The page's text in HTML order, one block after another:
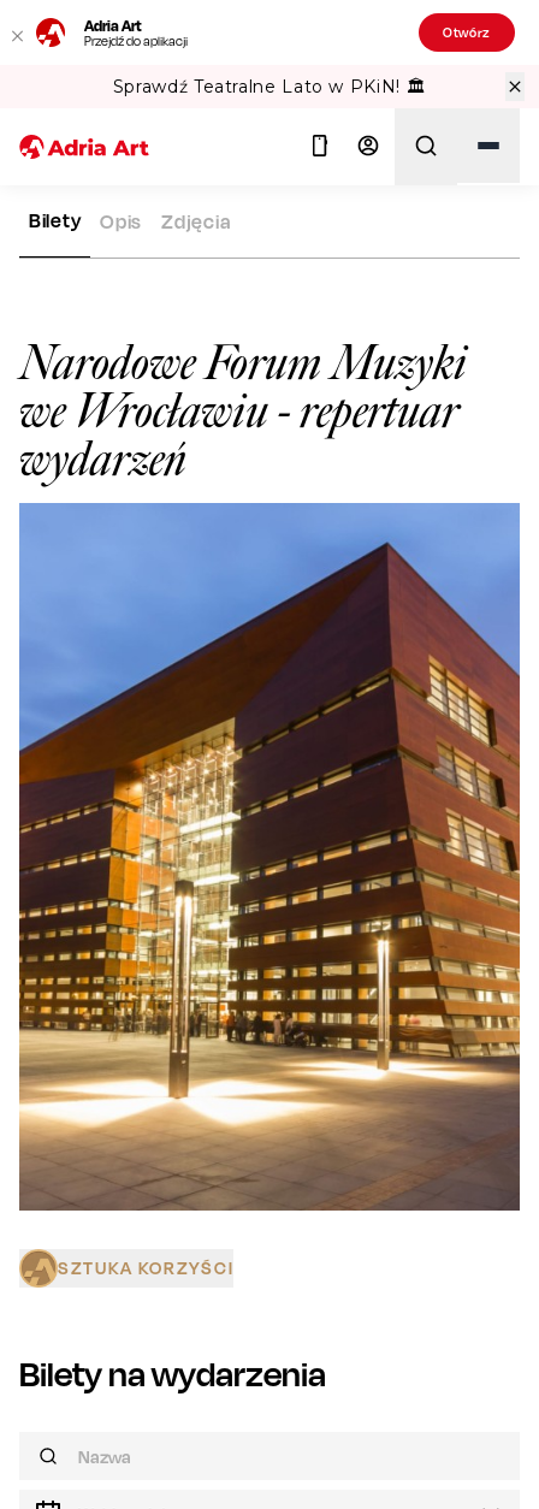
Adria Art
Przejdź do aplikacji Otwórz
Sprawdź Teatralne Lato w PKiN! 🏛️
ADRIA ART SALE WIDOWISKOWE
Narodowe Forum Muzyki
we Wrocławiu- repertuar
wydarzeń
Bilety Opis Zdjęcia
SZTUKA KORZYŚCI
Bilety na wydarzenia